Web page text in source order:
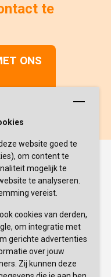
website goed te
om content te
mogelijk te
te analyseren.
vereist.
cookies van derden,
om integratie met
gerichte advertenties
over jouw
Zij kunnen deze
te
ONS